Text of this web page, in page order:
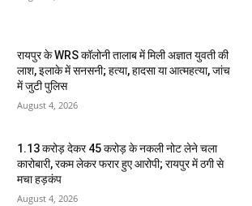
रायपुर के WRS कॉलोनी तालाब में मिली अज्ञात युवती की
लाश, इलाके में सनसनी; हत्या, हादसा या आत्महत्या, जांच
में जुटी पुलिस
August 4, 2026
1.13 करोड़ देकर 45 करोड़ के नकली नोट लेने चला
कारोबारी, रकम लेकर फरार हुए आरोपी; रायपुर में ठगी से
मचा हड़कंप
August 4, 2026